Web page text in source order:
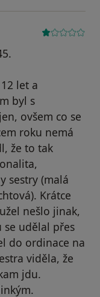
let a
byl s
ovšem co se
roku nemá
že to tak
sestry (malá
Krátce
nešlo jinak,
se udělal přes
do ordinace na
viděla, že
jdu.